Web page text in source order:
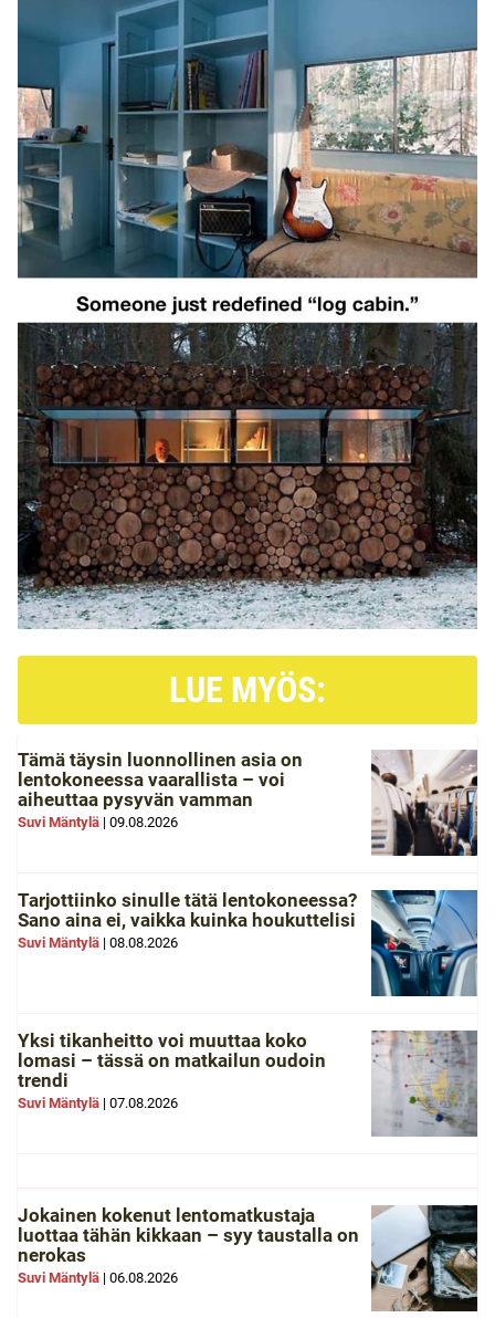
LUE MYÖS:
Tämä täysin luonnollinen asia on
lentokoneessa vaarallista – voi
aiheuttaa pysyvän vamman
Suvi Mäntylä | 09.08.2026
Tarjottiinko sinulle tätä lentokoneessa?
Sano aina ei, vaikka kuinka houkuttelisi
Suvi Mäntylä | 08.08.2026
Yksi tikanheitto voi muuttaa koko
lomasi – tässä on matkailun oudoin
trendi
Suvi Mäntylä | 07.08.2026
Jokainen kokenut lentomatkustaja
luottaa tähän kikkaan – syy taustalla on
nerokas
Suvi Mäntylä | 06.08.2026